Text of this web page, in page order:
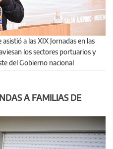
los sectores portuarios y
del Gobierno nacional
A FAMILIAS DE